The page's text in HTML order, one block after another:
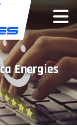
Energies